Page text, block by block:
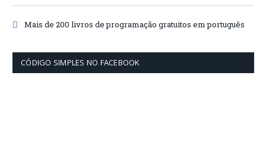
Mais de 200 livros de programação gratuitos em português
CÓDIGO SIMPLES NO FACEBOOK